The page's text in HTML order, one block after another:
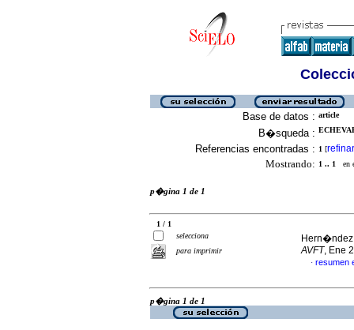
Base de datos : article
B�squeda :
Referencias encontradas : 1 [refinar
Mostrando: 1 .. 1 en
p�gina 1 de 1
1 / 1
selecciona
para imprimir
AVFT, Ene
· resumen
p�gina 1 de 1